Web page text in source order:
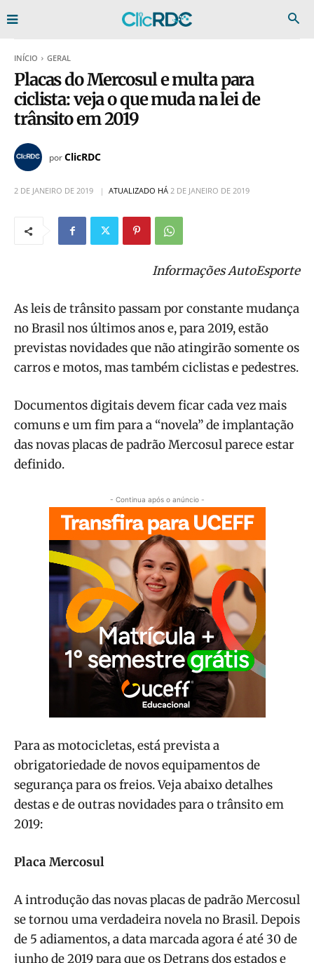
INÍCIO GERAL
Placas do Mercosul e multa para
ciclista: veja o que muda na lei de
trânsito em 2019
porClicRDC
2 DE JANEIRO DE 2019 ATUALIZADO HÁ 2 DE JANEIRO DE 2019
Informações AutoEsporte
As leis de trânsito passam por constante mudança
no Brasil nos últimos anos e, para 2019, estão
previstas novidades que não atingirão somente os
carros e motos, mas também ciclistas e pedestres.
Documentos digitais devem ficar cada vez mais
comuns e um fim para a “novela” de implantação
das novas placas de padrão Mercosul parece estar
definido.
- Continua após o anúncio -
Para as motocicletas, está prevista a
obrigatoriedade de novos equipamentos de
segurança para os freios. Veja abaixo detalhes
destas e de outras novidades para o trânsito em
2019:
Placa Mercosul
A introdução das novas placas de padrão Mercosul
se tornou uma verdadeira novela no Brasil. Depois
de 5 adiamentos, a data marcada agora é até 30 de
junho de 2019 para que os Detrans dos estados e